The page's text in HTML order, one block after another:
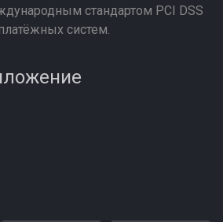
стандартом PCI DSS
систем.